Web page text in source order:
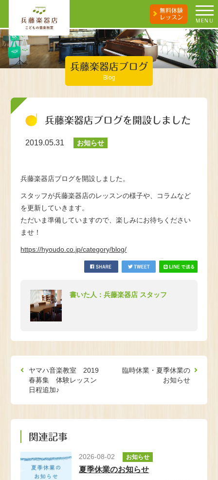
無料体験
レッスン
MENU
兵藤楽器店ブログ
Blog
兵藤楽器店ブログを開設しました
2019.05.31 お知らせ
兵藤楽器店ブログを開設しました。
スタッフが兵藤楽器店のレッスンの様子や、コラムなど
を更新していきます。
ただいま準備していますので、楽しみにお待ちください
ませ！
https://hyoudo.co.jp/category/blog/
書いた人：兵藤楽器店 スタッフ
ヤマハ音楽教室 2019
春募集 体験レッスン
日程追加♪
臨時休業・夏季休業の
お知らせ
関連記事
2026-08-02 お知らせ
夏季休業のお知らせ